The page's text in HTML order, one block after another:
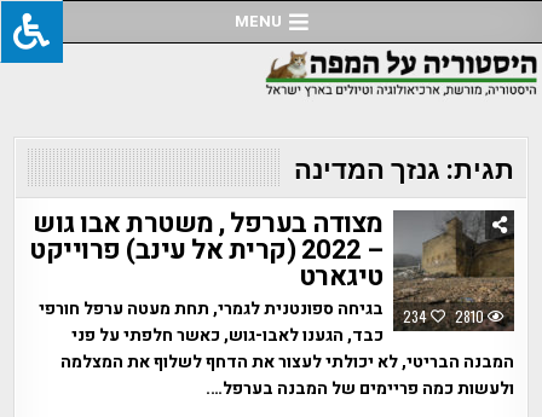
to
content
MENU
תגית: גנזך המדינה
234 2810
מצודה בערפל , משטרת אבו גוש
– 2022 (קרית אל עינב) פרוייקט
טיגארט
בגיחה ספונטנית לגמרי, תחת מעטה ערפל חורפי
כבד, הגענו לאבו-גוש, כאשר חלפתי על פני
המבנה הבריטי, לא יכולתי לעצור את הדחף לשלוף את המצלמה
ולעשות כמה פריימים של המבנה בערפל….